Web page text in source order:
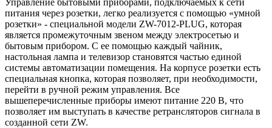
питания через розетки, легко реализуется с помощью «умной
розетки» - специальной модели ZW-7012-PLUG, которая
является промежуточным звеном между электросетью и
бытовым прибором. С ее помощью каждый чайник,
настольная лампа и телевизор становятся частью единой
системы автоматизации помещения. На корпусе розетки есть
специальная кнопка, которая позволяет, при необходимости,
перейти в ручной режим управления. Все
вышеперечисленные приборы имеют питание 220 В, что
позволяет им выступать в качестве ретрансляторов сигнала в
созданной сети ZW.